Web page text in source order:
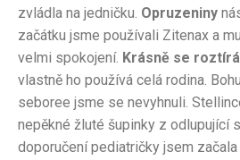
zvládla na jedničku. Opruzeniny
začátku jsme používali Zitenax a
velmi spokojení. Krásně se
vlastně ho používá celá rodina.
seboree jsme se nevyhnuli.
nepěkné žluté šupinky z odlupující
doporučení pediatričky jsem